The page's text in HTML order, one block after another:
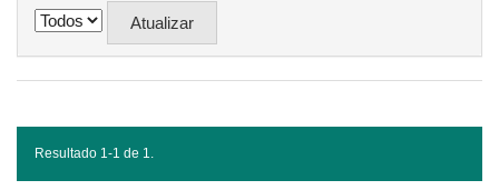
Resultado 1-1 de 1.